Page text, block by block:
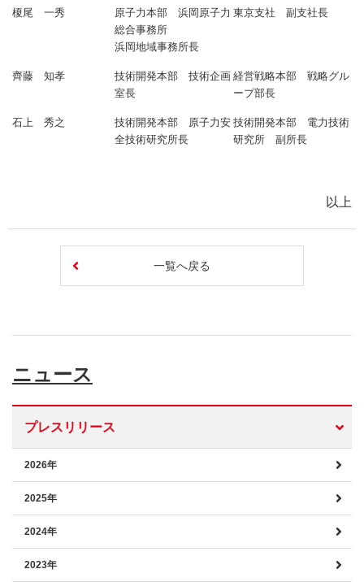
榎尾 一秀
原子力本部 浜岡原子力
総合事務所
浜岡地域事務所長
東京支社 副支社長
齊藤 知孝
技術開発本部 技術企画
室長
経営戦略本部 戦略グル
ープ部長
石上 秀之
技術開発本部 原子力安
全技術研究所長
技術開発本部 電力技術
研究所 副所長
以上
一覧へ戻る
ニュース
プレスリリース
2026年
2025年
2024年
2023年